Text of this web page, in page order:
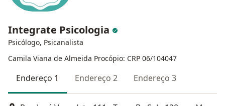
Integrate Psicologia
Psicólogo, Psicanalista
Camila Viana de Almeida Procópio: CRP 06/104047
Endereço 1 Endereço 2 Endereço 3